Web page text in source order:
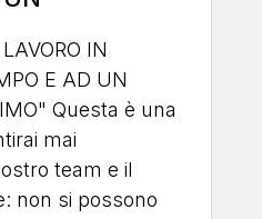
E ANALISI
COSI’ SI
IN
E AD UN
Questa è una